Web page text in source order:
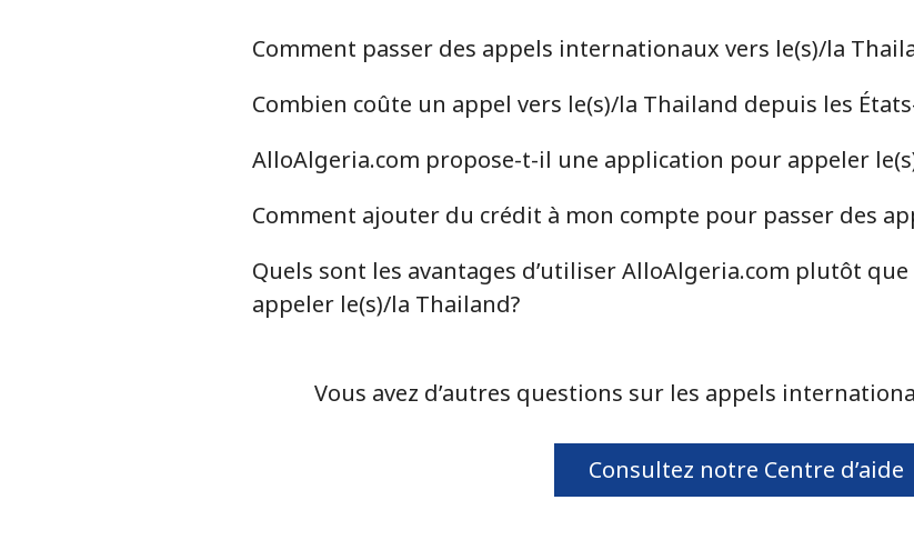
Trinidad And Tobago
Ligne fixe ⁦7.9¢⁩ 63 min pour
Mobile ⁦22.5¢⁩ 22 min pour
Tunisia
Ligne fixe ⁦104.5¢⁩ 4 min pour
Turkey
102 min pour
Comment passer des appels internationaux vers le(s)/la
Combien coûte un appel vers le(s)/la Thailand depuis les
AlloAlgeria.com propose-t-il une application pour appeler
Comment ajouter du crédit à mon compte pour passer des
Quels sont les avantages d’utiliser AlloAlgeria.com plutôt que
appeler le(s)/la Thailand?
Vous avez d’autres questions sur les appels
Consultez notre Centre d’aide